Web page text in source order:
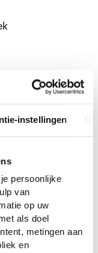
instellingen
persoonlijke
van
op uw
als doel
metingen aan
en